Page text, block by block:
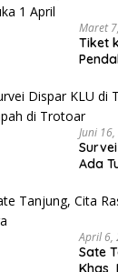
Maret
Tiket
Juni
Ada
April 6,
Sate
Khas